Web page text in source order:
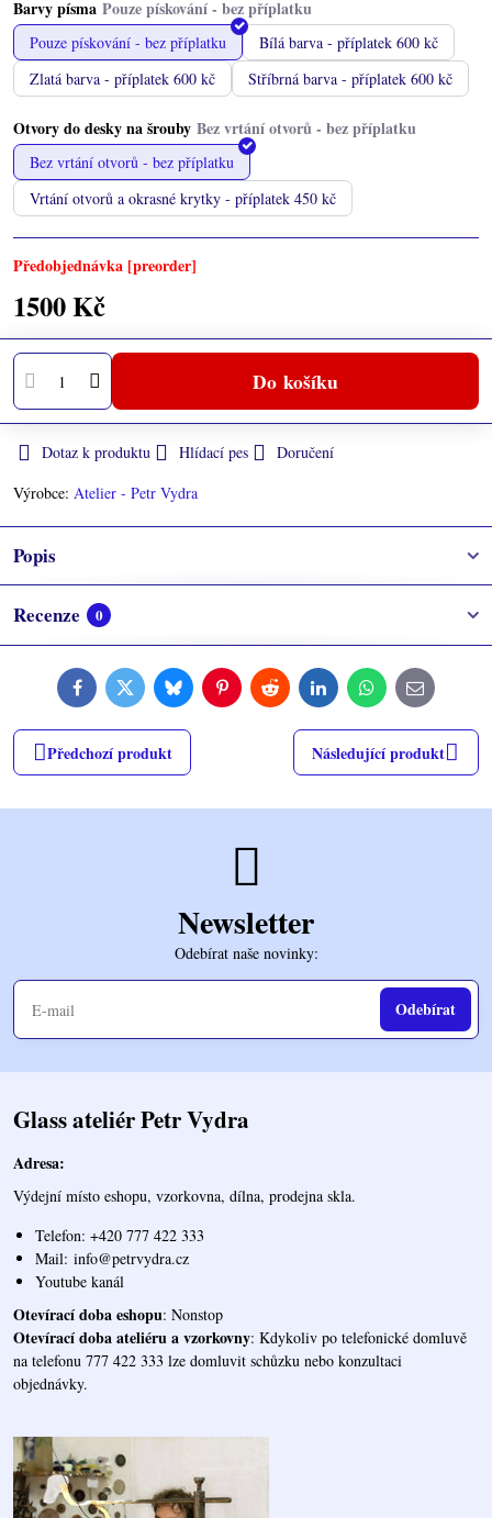
Barvy písma
Pouze pískování - bez příplatku
Bílá barva - příplatek 600 kč
Zlatá barva - příplatek 600 kč
Stříbrná barva - příplatek 600 kč
Otvory do desky na šrouby
Bez vrtání otvorů - bez příplatku
Vrtání otvorů a okrasné krytky - příplatek 450 kč
Předobjednávka [preorder]
1500 Kč
Do košíku
Dotaz k produktu Hlídací pes
Doručení
Výrobce: Atelier - Petr Vydra
Popis
Recenze 0
FacebookTwitterBlueskyPinterestReddit LinkedInWhatsApp
E-
mail
Předchozí produkt Následující produkt
Newsletter
Odebírat naše novinky:
Odebírat
Glass ateliér Petr Vydra
Adresa:
Výdejní místo eshopu, vzorkovna, dílna, prodejna skla.
Telefon: +420 777 422 333
Mail: info@petrvydra.cz
Youtube kanál
Otevírací doba eshopu: Nonstop
Otevírací doba ateliéru a vzorkovny: Kdykoliv po telefonické domluvě
na telefonu 777 422 333 lze domluvit schůzku nebo konzultaci
objednávky.